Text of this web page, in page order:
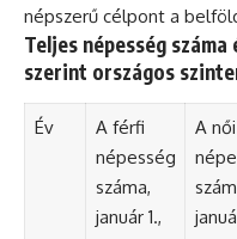
népszerű célpont a
Teljes népesség
szerint országos
Év
A férfi
népesség
száma,
január 1.,
A női